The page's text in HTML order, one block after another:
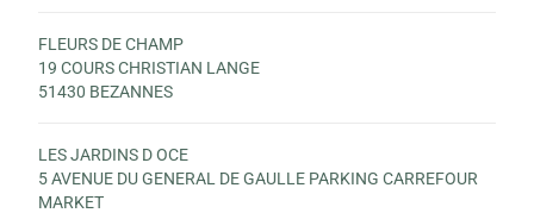
FLEURS DE CHAMP
19 COURS CHRISTIAN LANGE
51430 BEZANNES
LES JARDINS D OCE
5 AVENUE DU GENERAL DE GAULLE PARKING CARREFOUR
MARKET